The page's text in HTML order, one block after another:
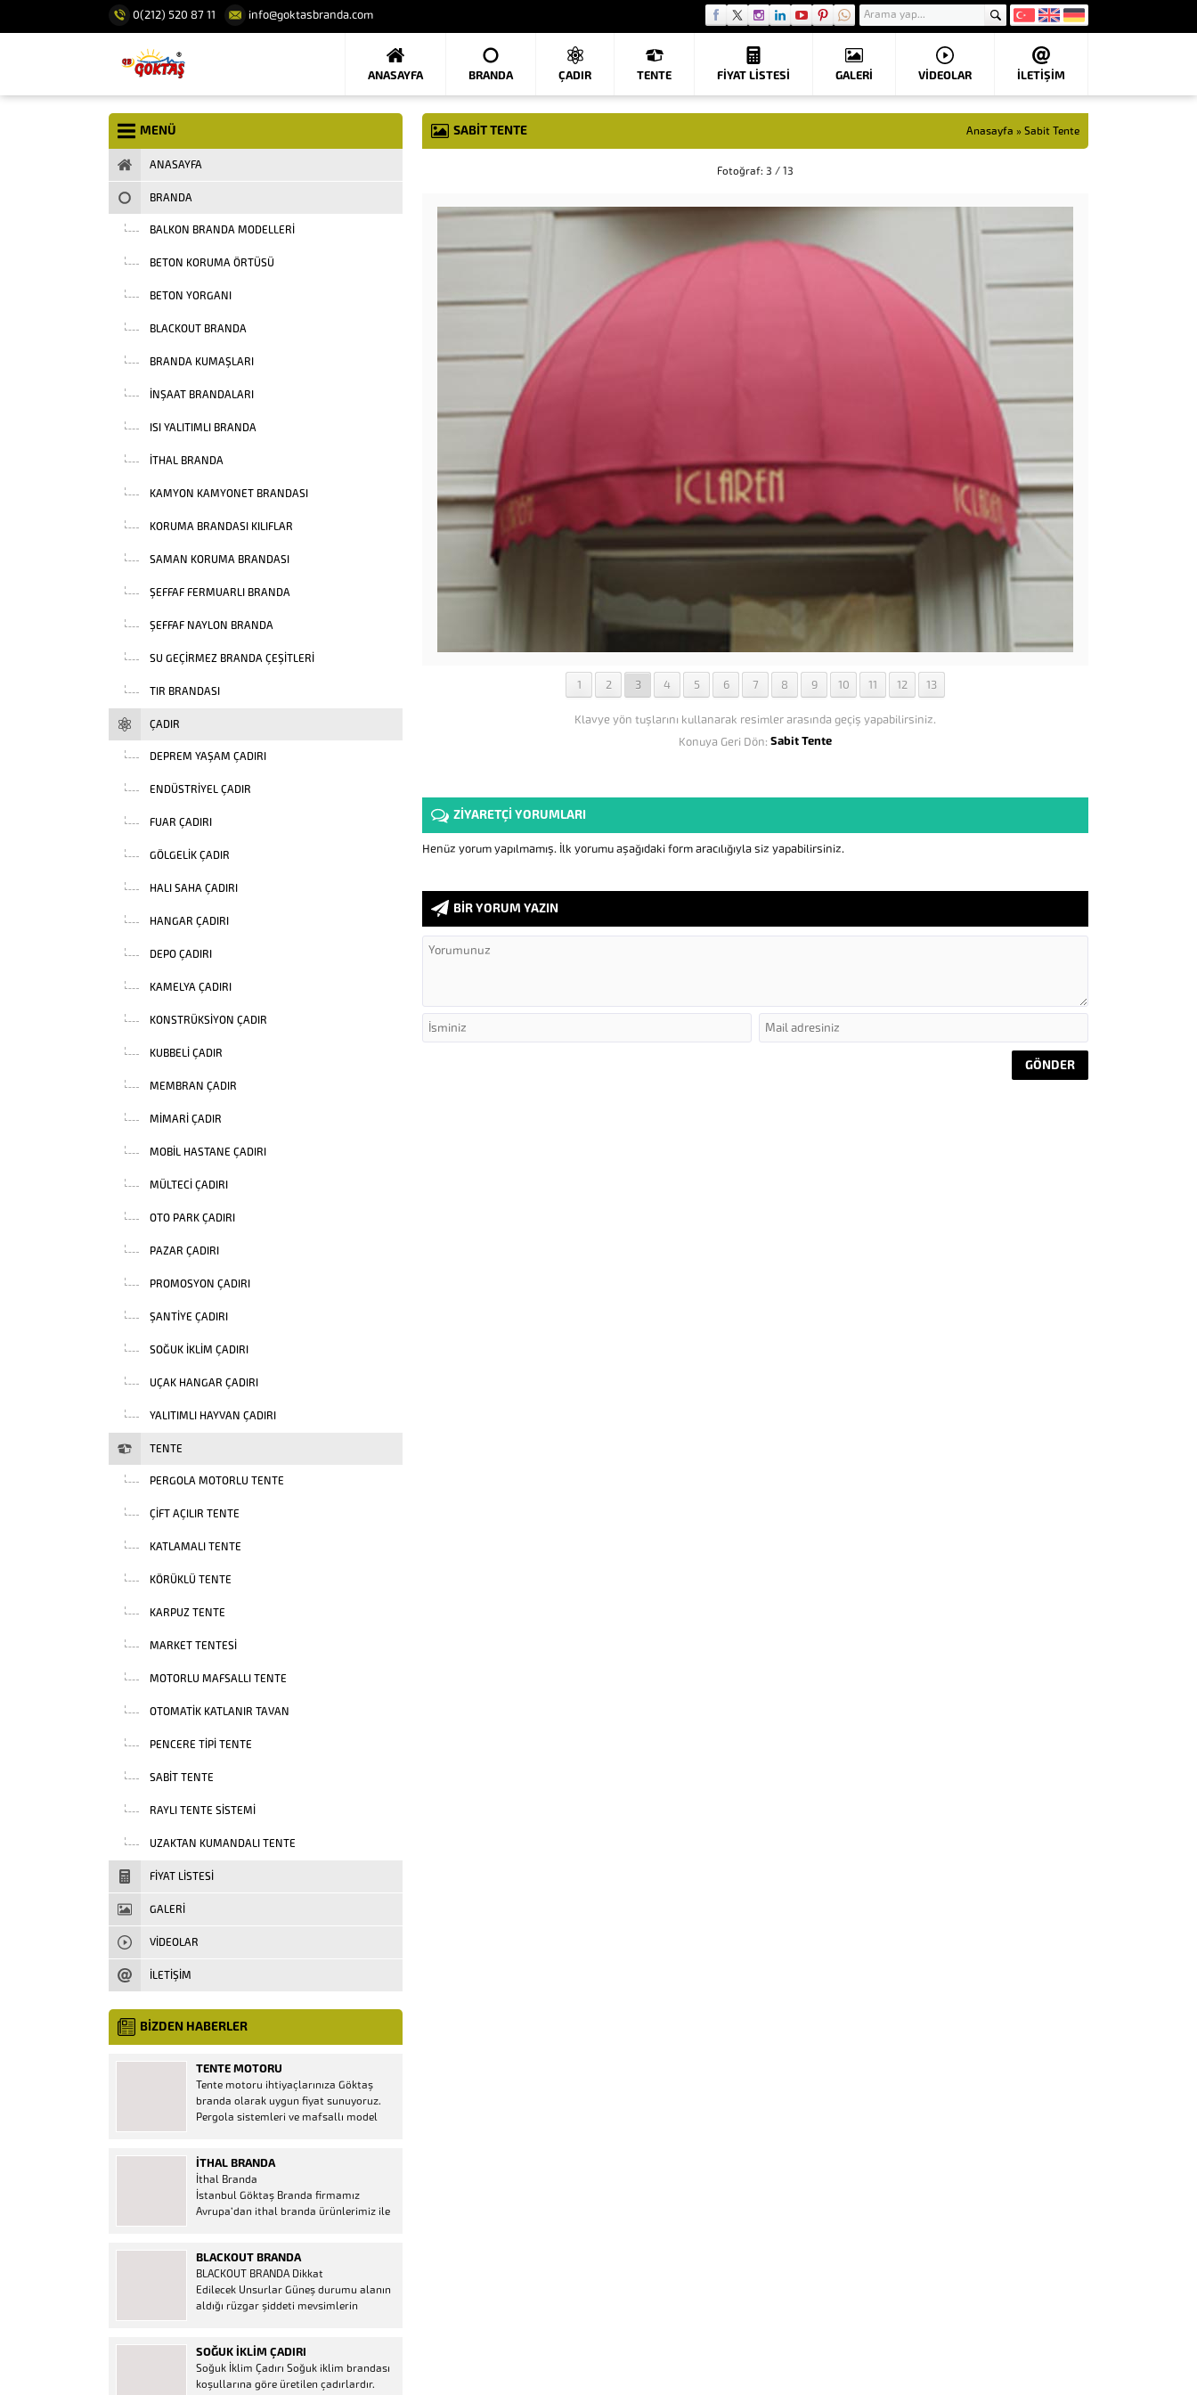
0(212) 520 87 11 info@goktasbranda.com
ANASAYFA BRANDA ÇADIR TENTE FIYAT LISTESI GALERİ VIDEOLAR İLETİŞİM
SABIT TENTE Anasayfa » Sabit Tente
Fotoğraf: 3 / 13
1 2 3 4 5 6 7 8 9 10 11 12 13
Klavye yön tuşlarını kullanarak resimler arasında geçiş yapabilirsiniz.
Konuya Geri Dön: Sabit Tente
ZİYARETÇİ YORUMLARI
Henüz yorum yapılmamış. İlk yorumu aşağıdaki form aracılığıyla siz yapabilirsiniz.
BİR YORUM YAZIN
MENÜ
ANASAYFA
BRANDA
BALKON BRANDA MODELLERI
BETON KORUMA ÖRTÜSÜ
BETON YORGANI
BLACKOUT BRANDA
BRANDA KUMAŞLARI
INŞAAT BRANDALARI
ISI YALITIMLI BRANDA
İTHAL BRANDA
KAMYON KAMYONET BRANDASI
KORUMA BRANDASI KILIFLAR
SAMAN KORUMA BRANDASI
ŞEFFAF FERMUARLI BRANDA
ŞEFFAF NAYLON BRANDA
SU GEÇIRMEZ BRANDA ÇEŞITLERI
TIR BRANDASI
ÇADIR
DEPREM YAŞAM ÇADIRI
ENDÜSTRIYEL ÇADIR
FUAR ÇADIRI
GÖLGELIK ÇADIR
HALI SAHA ÇADIRI
HANGAR ÇADIRI
DEPO ÇADIRI
KAMELYA ÇADIRI
KONSTRÜKSIYON ÇADIR
KUBBELI ÇADIR
MEMBRAN ÇADIR
MIMARI ÇADIR
MOBIL HASTANE ÇADIRI
MÜLTECI ÇADIRI
OTO PARK ÇADIRI
PAZAR ÇADIRI
PROMOSYON ÇADIRI
ŞANTIYE ÇADIRI
SOĞUK İKLIM ÇADIRI
UÇAK HANGAR ÇADIRI
YALITIMLI HAYVAN ÇADIRI
TENTE
PERGOLA MOTORLU TENTE
ÇIFT AÇILIR TENTE
KATLAMALI TENTE
KÖRÜKLÜ TENTE
KARPUZ TENTE
MARKET TENTESI
MOTORLU MAFSALLI TENTE
OTOMATIK KATLANIR TAVAN
PENCERE TIPI TENTE
SABIT TENTE
RAYLI TENTE SISTEMI
UZAKTAN KUMANDALI TENTE
FIYAT LISTESI
GALERİ
VIDEOLAR
İLETİŞİM
BİZDEN HABERLER
TENTE MOTORU
Tente motoru ihtiyaçlarınıza Göktaş
branda olarak uygun fiyat sunuyoruz.
Pergola sistemleri ve mafsallı model
mevcuttur. Kumanda ve diğer aparatlar
firmamızda mevcuttur.
İTHAL BRANDA
İthal Branda
İstanbul Göktaş Branda firmamız
Avrupa’dan ithal branda ürünlerimiz ile
Ürün Al dükkanı ürünleri peşin fiyatına
bol taksitle Göktaş Branda Çeşitleri
Adresinde, 1.kalite ithal ürün ne demek
Brandacı sektöründe faaliyet gösteren,
BLACKOUT BRANDA
BLACKOUT BRANDA Dikkat
Edilecek Unsurlar Güneş durumu alanın
aldığı rüzgar şiddeti mevsimlerin
düşünmeniz gereken bir kaç faktörden
biridir. Türkiye’nin lider Branda markası
Göktaş Branda, Hazine ve Maliye Bakanı
SOĞUK İKLIM ÇADIRI
Soğuk İklim Çadırı Soğuk iklim brandası
koşullarına göre üretilen çadırlardır.